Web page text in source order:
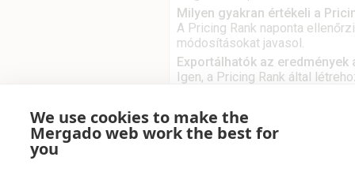
Milyen gyakran értékeli a
A Pricing Rank naponta
módosításokat javasol.
Exportálhatók az eredmények
Igen, a Pricing Rank által
Mi a különbség a Pricing
A Pricing Rank a termékek
(például: „ötödik hely a nem
We use cookies to make the
Mergado web work the best for
you